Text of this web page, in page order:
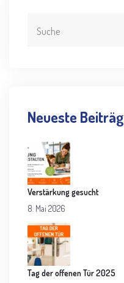
Neueste
Verstärkung gesucht
8. Mai 2026
Tag der offenen Tür 2025